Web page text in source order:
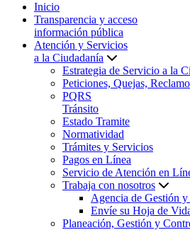
Inicio
Transparencia y acceso
información pública
Atención y Servicios
a la Ciudadanía
Estrategia de Servicio a la
Peticiones, Quejas,
PQRS
Tránsito
Estado Tramite
Normatividad
Trámites y Servicios
Pagos en Línea
Servicio de Atención en
Trabaja con nosotros
Agencia de Gestión
Envíe su Hoja de
Planeación, Gestión y